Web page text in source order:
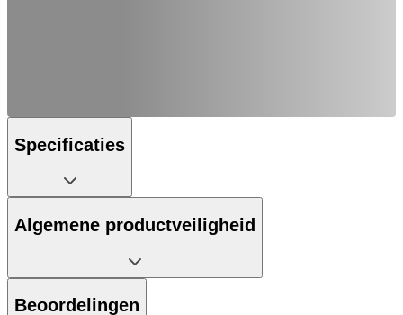
Specificaties
Algemene productveiligheid
Beoordelingen